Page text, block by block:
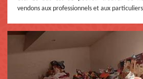
vendons aux professionnels et aux